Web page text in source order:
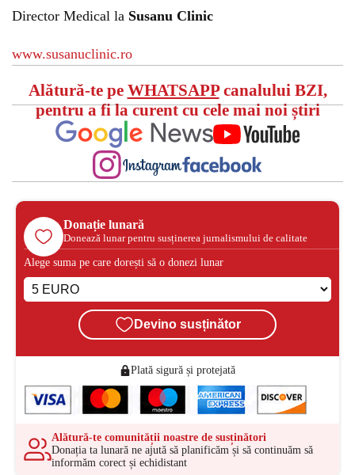
Director Medical la Susanu Clinic
www.susanuclinic.ro
Alătură-te pe WHATSAPPcanalului BZI,
pentru a fi la curent cu cele mai noi știri
Donație lunară
Donează lunar pentru susținerea jurnalismului de calitate
Alege suma pe care dorești să o donezi lunar
Devino susținător
Plată sigură și protejată
Alătură-te comunității noastre de susținători
Donația ta lunară ne ajută să planificăm și să continuăm să
informăm corect și echidistant